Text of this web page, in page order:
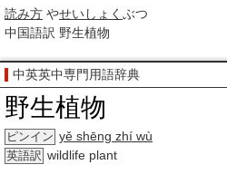
読み方 やせいしょく ぶつ
中国語訳 野生植物
中英英中専門用語辞典
野生植物
ピンイン yě shēng zhí wù
英語訳 wildlife plant